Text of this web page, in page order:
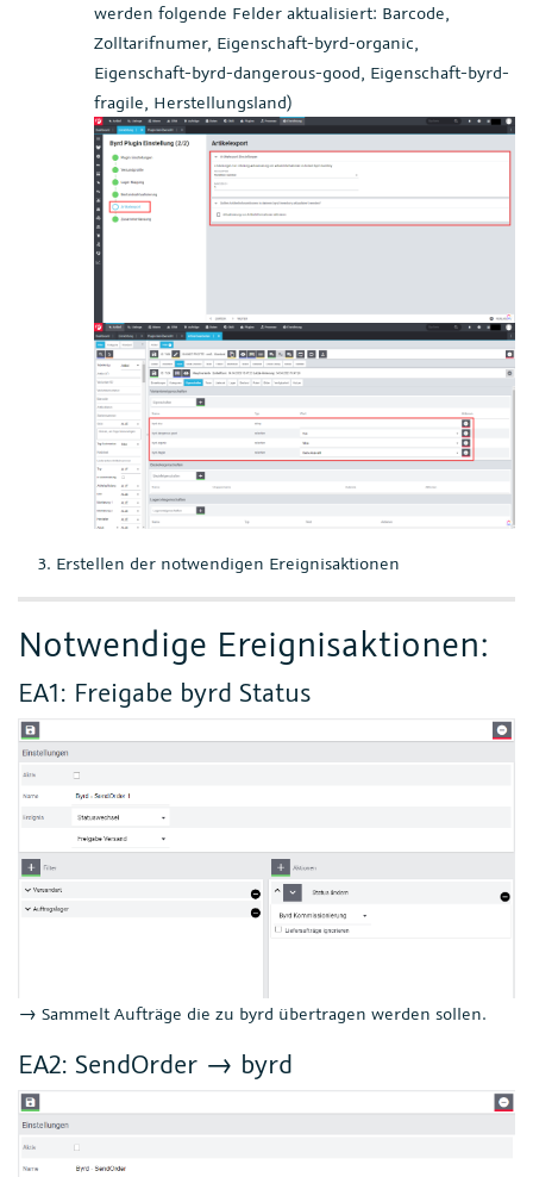
werden folgende Felder aktualisiert: Barcode,
Zolltarifnumer, Eigenschaft-byrd-organic,
Eigenschaft-byrd-dangerous-good, Eigenschaft-byrd-
fragile, Herstellungsland)
Erstellen der notwendigen Ereignisaktionen
Notwendige Ereignisaktionen:
EA1: Freigabe byrd Status
→ Sammelt Aufträge die zu byrd übertragen werden sollen.
EA2: SendOrder → byrd